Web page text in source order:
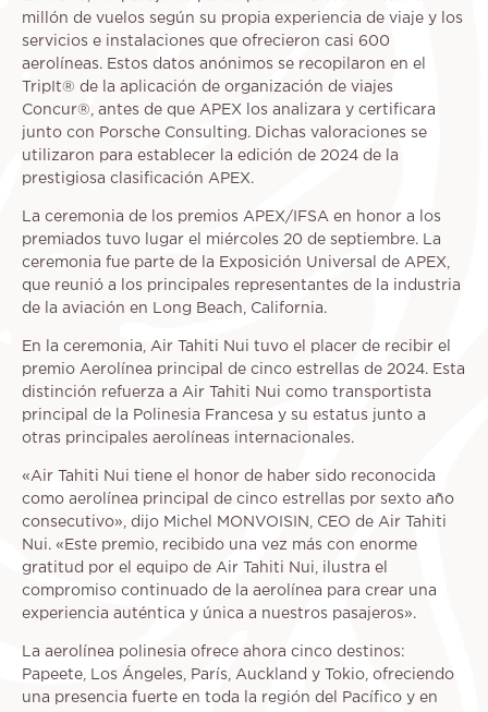
millón de vuelos según su propia experiencia de viaje y los
servicios e instalaciones que ofrecieron casi 600
aerolíneas. Estos datos anónimos se recopilaron en el
TripIt® de la aplicación de organización de viajes
Concur®, antes de que APEX los analizara y certificara
junto con Porsche Consulting. Dichas valoraciones se
utilizaron para establecer la edición de 2024 de la
prestigiosa clasificación APEX.
La ceremonia de los premios APEX/IFSA en honor a los
premiados tuvo lugar el miércoles 20 de septiembre. La
ceremonia fue parte de la Exposición Universal de APEX,
que reunió a los principales representantes de la industria
de la aviación en Long Beach, California.
En la ceremonia, Air Tahiti Nui tuvo el placer de recibir el
premio Aerolínea principal de cinco estrellas de 2024. Esta
distinción refuerza a Air Tahiti Nui como transportista
principal de la Polinesia Francesa y su estatus junto a
otras principales aerolíneas internacionales.
«Air Tahiti Nui tiene el honor de haber sido reconocida
como aerolínea principal de cinco estrellas por sexto año
consecutivo», dijo Michel MONVOISIN, CEO de Air Tahiti
Nui. «Este premio, recibido una vez más con enorme
gratitud por el equipo de Air Tahiti Nui, ilustra el
compromiso continuado de la aerolínea para crear una
experiencia auténtica y única a nuestros pasajeros».
La aerolínea polinesia ofrece ahora cinco destinos:
Papeete, Los Ángeles, París, Auckland y Tokio, ofreciendo
una presencia fuerte en toda la región del Pacífico y en